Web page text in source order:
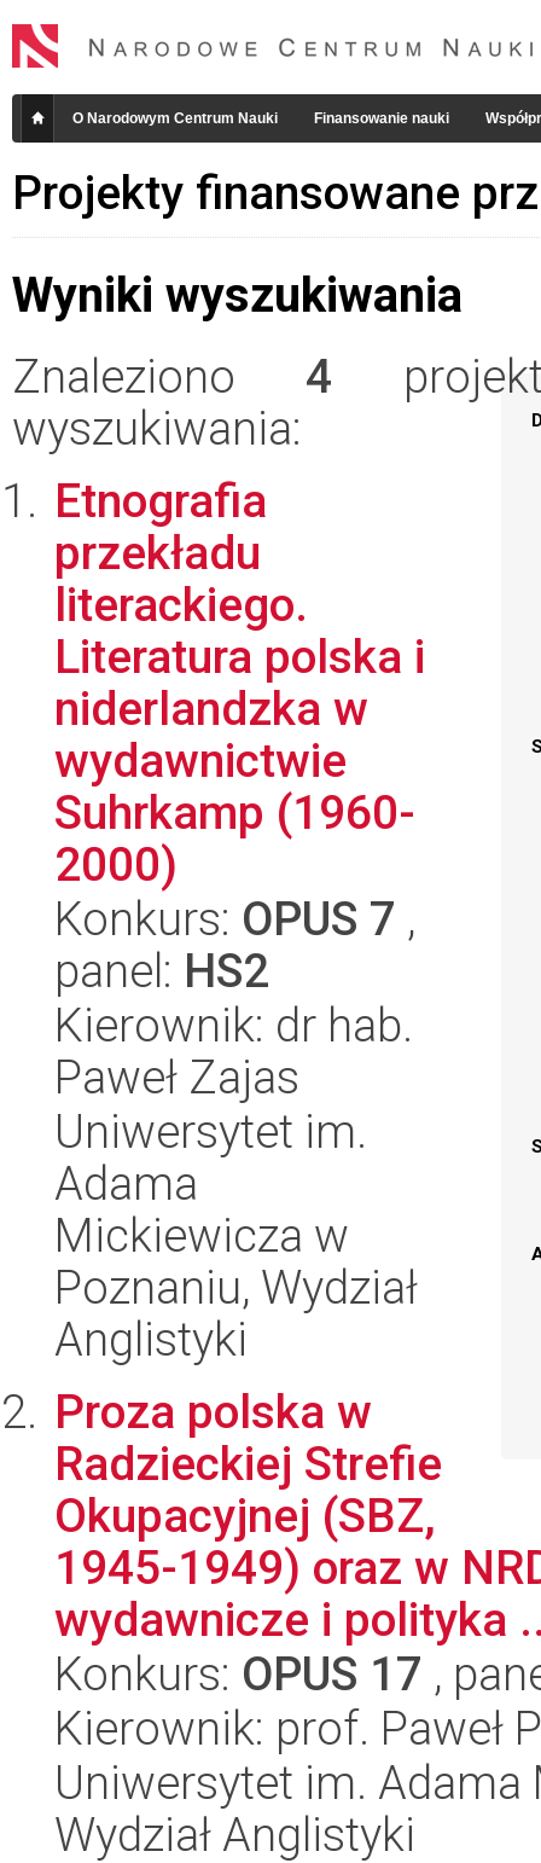
O Narodowym Centrum Nauki Finansowanie nauki
Projekty finansowane
Wyniki wyszukiwania
Znaleziono 4
wyszukiwania:
Etnografia
przekładu
literackiego.
Literatura polska i
niderlandzka w
wydawnictwie
Suhrkamp (1960-
2000)
Konkurs: OPUS 7 ,
panel: HS2
Kierownik: dr hab.
Paweł Zajas
Uniwersytet im.
Adama
Mickiewicza w
Poznaniu, Wydział
Anglistyki
Proza polska w
Radzieckiej Strefie
Okupacyjnej (SBZ,
1945-1949) oraz w
wydawnicze i polityka
Konkurs: OPUS 17 ,
Kierownik: prof. Paweł
Uniwersytet im.
Wydział Anglistyki